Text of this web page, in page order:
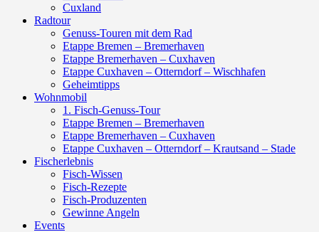
Oktober
Seite 2
Fischgenussroute
28.
Oktober
Seite 2
Fischgenussroute
Cuxland
Radtour
Genuss-Touren mit dem Rad
Etappe Bremen – Bremerhaven
Etappe Bremerhaven – Cuxhaven
Etappe Cuxhaven – Otterndorf – Wischhafen
Geheimtipps
Wohnmobil
1. Fisch-Genuss-Tour
Etappe Bremen – Bremerhaven
Etappe Bremerhaven – Cuxhaven
Etappe Cuxhaven – Otterndorf – Krautsand – Stade
Fischerlebnis
Fisch-Wissen
Fisch-Rezepte
Fisch-Produzenten
Gewinne Angeln
Events